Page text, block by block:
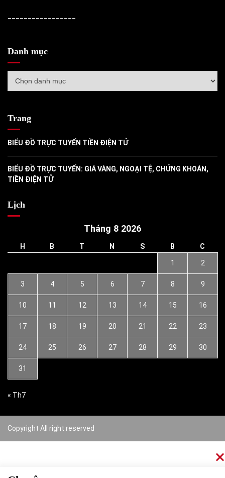
Danh mục
mục
Trang
BIỂU ĐỒ TRỰC TUYẾN TIỀN ĐIỆN TỬ
BIỂU ĐỒ TRỰC TUYẾN: GIÁ VÀNG, NGOẠI TỆ, CHỨNG KHOÁN,
TIỀN ĐIỆN TỬ
Lịch
Tháng 8 2026
H B T N S B C
1 2
3 4 5 6 7 8 9
10 11 12 13 14 15 16
17 18 19 20 21 22 23
24 25 26 27 28 29 30
31
« Th7
Copyright All right reserved